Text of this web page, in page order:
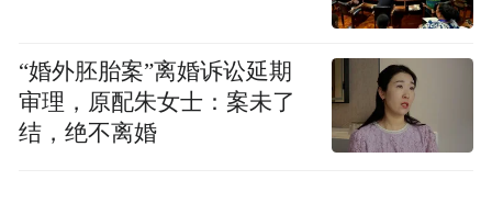
“婚外胚胎案”离婚诉讼延期
审理，原配朱女士：案未了
结，绝不离婚